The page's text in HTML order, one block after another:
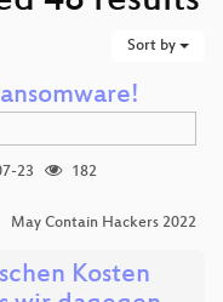
Sort by
23
182
May Contain Hackers 2022
Kosten